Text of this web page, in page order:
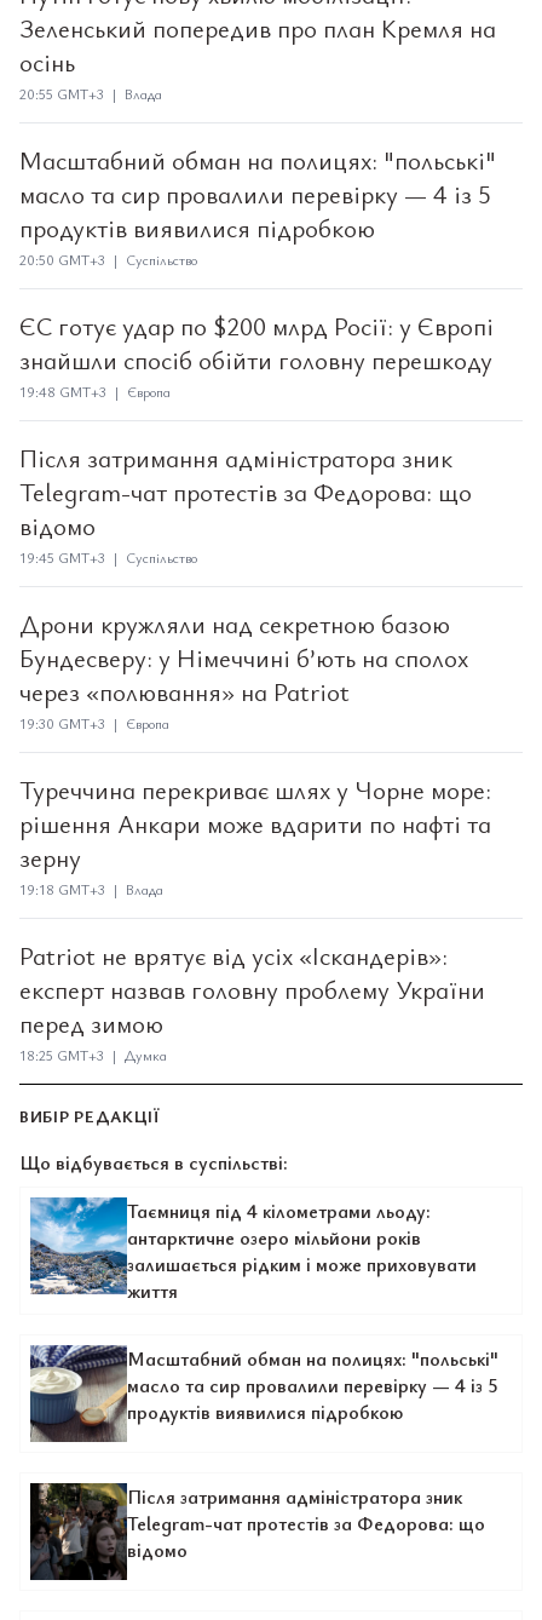
Зеленський попередив про план Кремля на
осінь
20:55 GMT+3 | Влада
Масштабний обман на полицях: "польські"
масло та сир провалили перевірку — 4 із 5
продуктів виявилися підробкою
20:50 GMT+3 | Суспільство
ЄС готує удар по $200 млрд Росії: у Європі
знайшли спосіб обійти головну перешкоду
19:48 GMT+3 | Європа
Після затримання адміністратора зник
Telegram-чат протестів за Федорова: що
відомо
19:45 GMT+3 | Суспільство
Дрони кружляли над секретною базою
Бундесверу: у Німеччині б’ють на сполох
через «полювання» на Patriot
19:30 GMT+3 | Європа
Туреччина перекриває шлях у Чорне море:
рішення Анкари може вдарити по нафті та
зерну
19:18 GMT+3 | Влада
Patriot не врятує від усіх «Іскандерів»:
експерт назвав головну проблему України
перед зимою
18:25 GMT+3 | Думка
ВИБІР РЕДАКЦІЇ
Що відбувається в суспільстві:
Таємниця під 4 кілометрами льоду:
антарктичне озеро мільйони років
залишається рідким і може приховувати
життя
Масштабний обман на полицях: "польські"
масло та сир провалили перевірку — 4 із 5
продуктів виявилися підробкою
Після затримання адміністратора зник
Telegram-чат протестів за Федорова: що
відомо